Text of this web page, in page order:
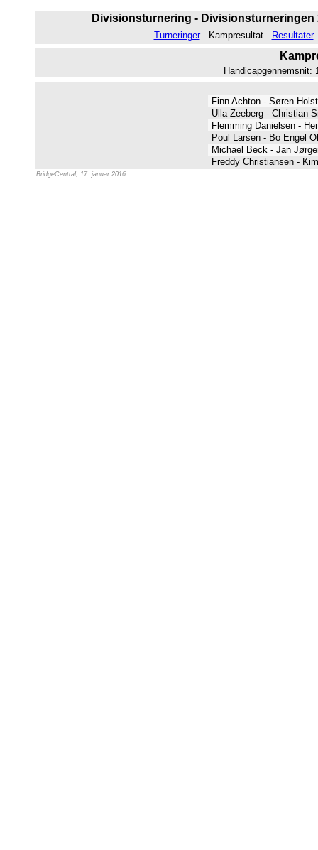
Divisionsturnering - Divisionsturneringen
Turneringer Kampresultat Resultater
Handicapgennemsnit:
Finn Achton - Søren
Ulla Zeeberg - Christian
Flemming Danielsen -
Poul Larsen - Bo Engel
Michael Beck - Jan
Freddy Christiansen -
BridgeCentral, 17. januar 2016